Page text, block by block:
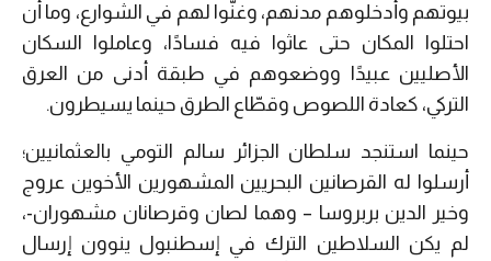
بيوتهم وأدخلوهم مدنهم، وغنّوا لهم في الشوارع، وما أن
احتلوا المكان حتى عاثوا فيه فسادًا، وعاملوا السكان
الأصليين عبيدًا ووضعوهم في طبقة أدنى من العرق
التركي، كعادة اللصوص وقطّاع الطرق حينما يسيطرون.
حينما استنجد سلطان الجزائر سالم التومي بالعثمانيين؛
أرسلوا له القرصانين البحريين المشهورين الأخوين عروج
وخير الدين بربروسا – وهما لصان وقرصانان مشهوران-،
لم يكن السلاطين الترك في إسطنبول ينوون إرسال